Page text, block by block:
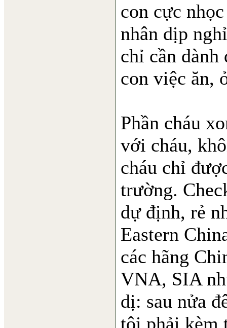
con cực
nhân dịp
chỉ cần dành
con việc ăn,
Phần cháu
với cháu,
cháu chỉ
trường.
dự định, rẻ
Eastern
các hãng
VNA, SIA
dị: sau nửa
tôi phải kèm